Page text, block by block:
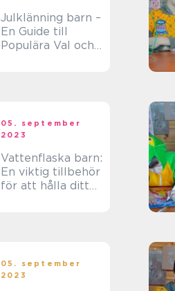
Julklänning barn –
En Guide till
Populära Val och
05. september
2023
Vattenflaska barn:
En viktig tillbehör
för att hålla ditt
05. september
2023